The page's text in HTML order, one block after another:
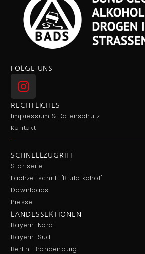
FOLGE UNS
RECHTLICHES
Impressum & Datenschutz
Kontakt
SCHNELLZUGRIFF
Startseite
Fachzeitschrift "Blutalkohol"
Downloads
Presse
LANDESSEKTIONEN
Bayern-Nord
Bayern-Süd
Berlin-Brandenburg